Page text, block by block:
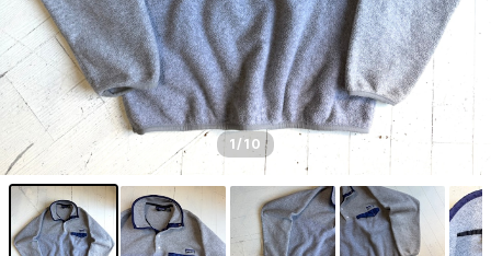
1/10